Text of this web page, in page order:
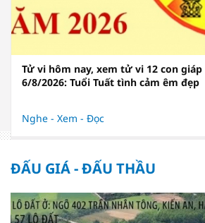
Tử vi hôm nay, xem tử vi 12 con
6/8/2026: Tuổi Tuất tình cảm êm đẹp
Nghe - Xem - Đọc
ĐẤU GIÁ - ĐẤU THẦU